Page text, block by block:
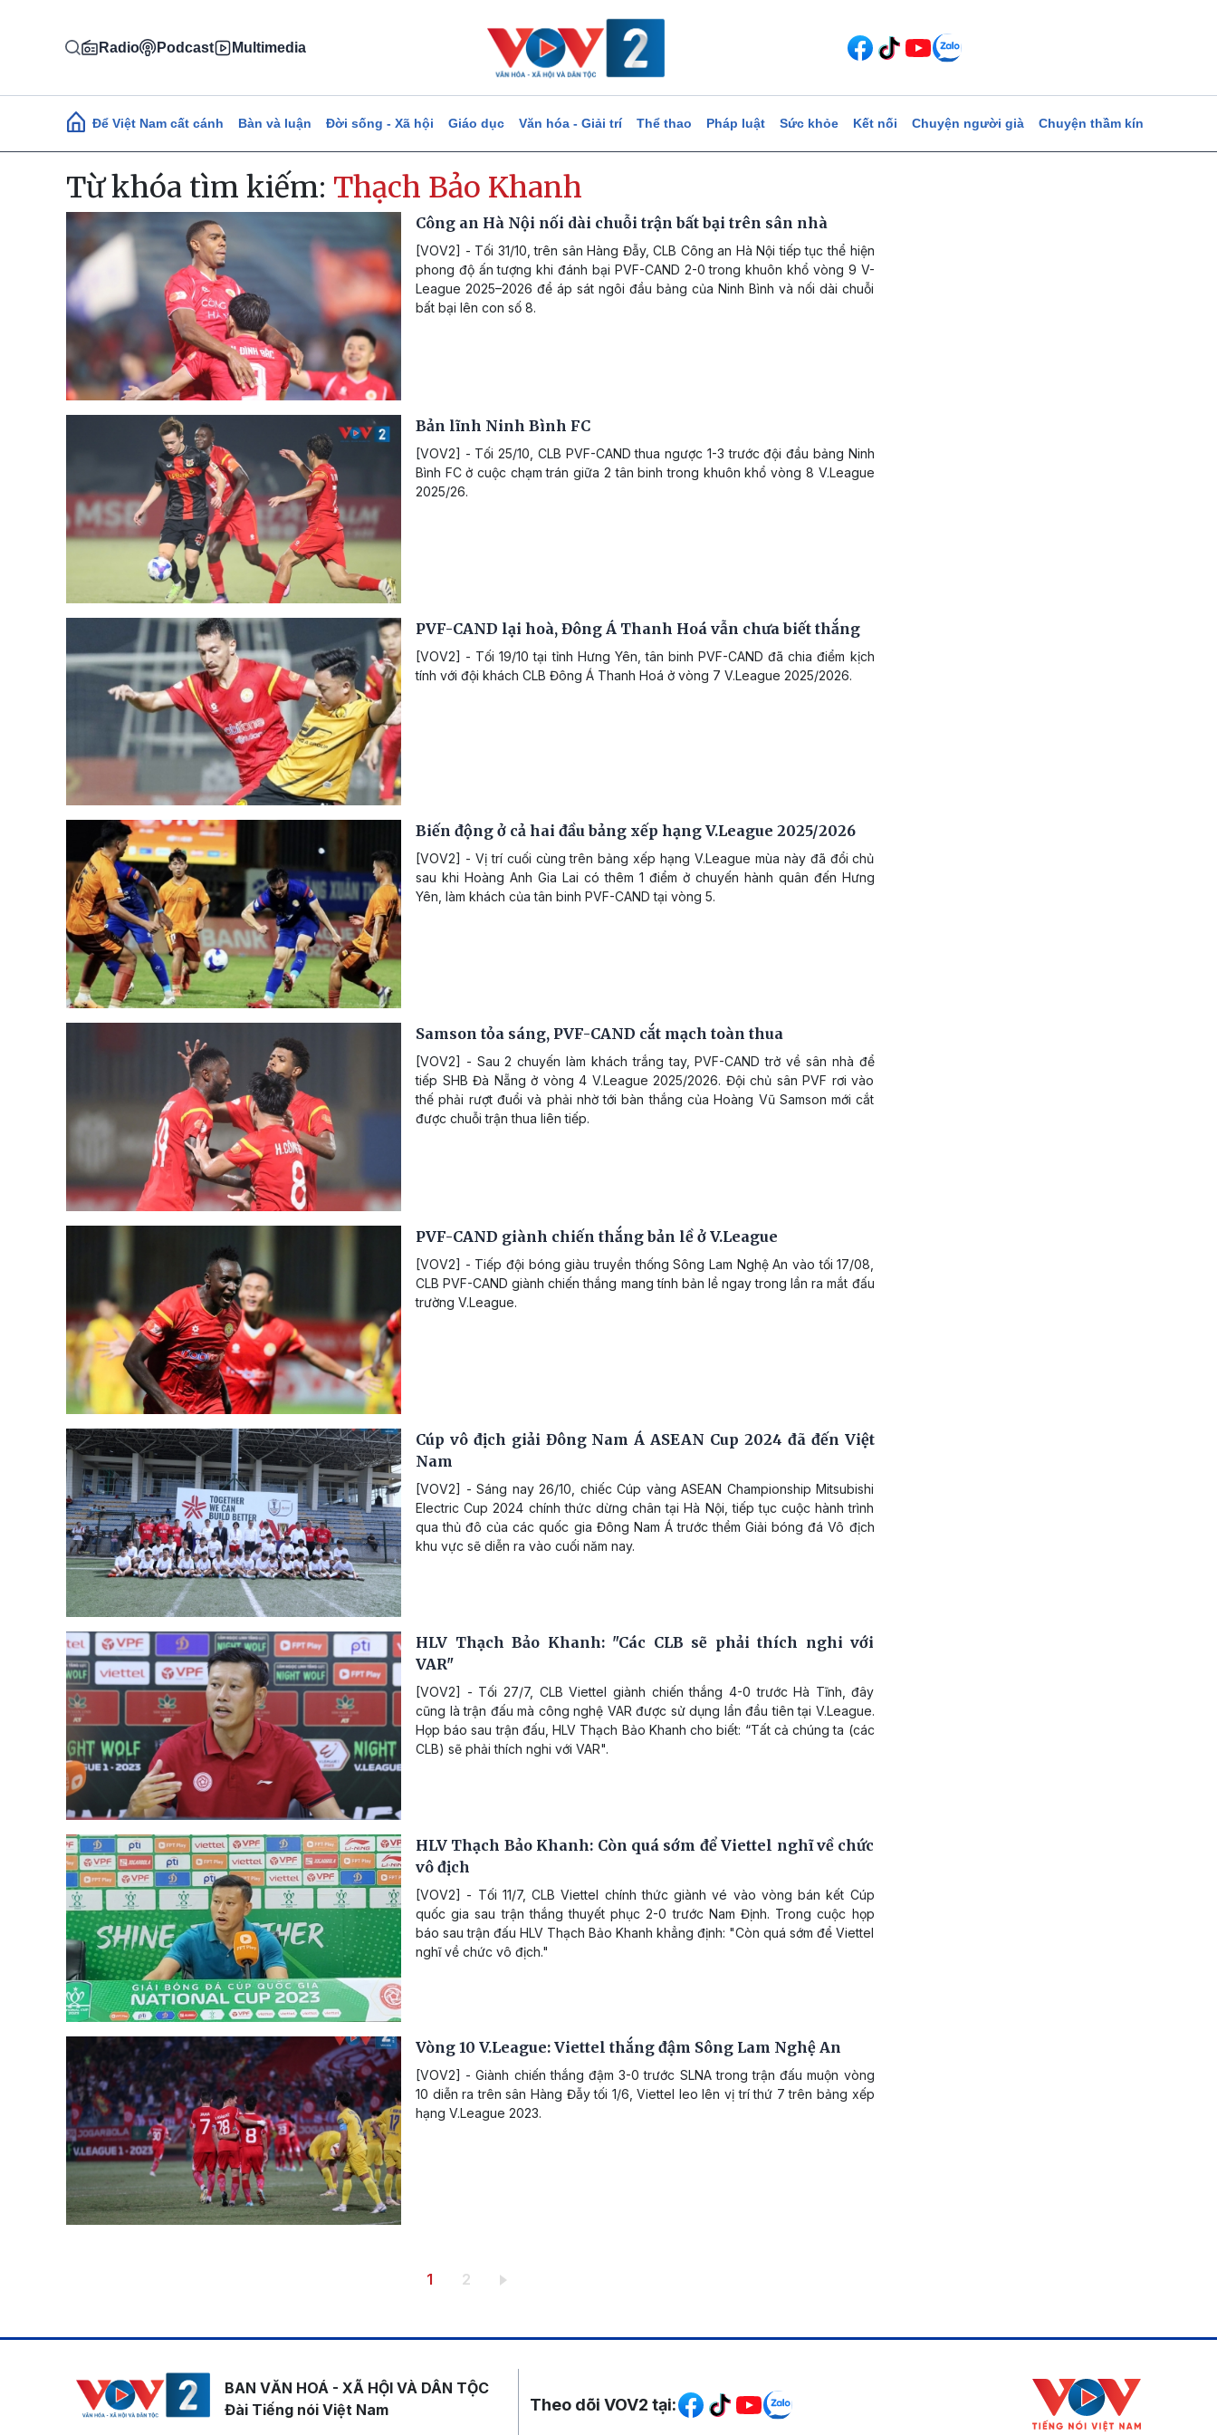
Radio Podcast Multimedia
Main navigation
Để Việt Nam cất cánh Bàn và luận Đời sống - Xã hội Giáo dục Văn hóa - Giải trí Thể thao Pháp luật Sức khỏe Kết nối Chuyện người già Chuyện thầm kín
Từ khóa tìm kiếm: Thạch Bảo Khanh
Công an Hà Nội nối dài chuỗi trận bất bại trên sân nhà
[VOV2] - Tối 31/10, trên sân Hàng Đẫy, CLB Công an Hà Nội tiếp tục thể hiện
phong độ ấn tượng khi đánh bại PVF-CAND 2-0 trong khuôn khổ vòng 9 V-
League 2025–2026 để áp sát ngôi đầu bảng của Ninh Bình và nối dài chuỗi
bất bại lên con số 8.
Bản lĩnh Ninh Bình FC
[VOV2] - Tối 25/10, CLB PVF-CAND thua ngược 1-3 trước đội đầu bảng Ninh
Bình FC ở cuộc chạm trán giữa 2 tân binh trong khuôn khổ vòng 8 V.League
2025/26.
PVF-CAND lại hoà, Đông Á Thanh Hoá vẫn chưa biết thắng
[VOV2] - Tối 19/10 tại tỉnh Hưng Yên, tân binh PVF-CAND đã chia điểm kịch
tính với đội khách CLB Đông Á Thanh Hoá ở vòng 7 V.League 2025/2026.
Biến động ở cả hai đầu bảng xếp hạng V.League 2025/2026
[VOV2] - Vị trí cuối cùng trên bảng xếp hạng V.League mùa này đã đổi chủ
sau khi Hoàng Anh Gia Lai có thêm 1 điểm ở chuyến hành quân đến Hưng
Yên, làm khách của tân binh PVF-CAND tại vòng 5.
Samson tỏa sáng, PVF-CAND cắt mạch toàn thua
[VOV2] - Sau 2 chuyến làm khách trắng tay, PVF-CAND trở về sân nhà để
tiếp SHB Đà Nẵng ở vòng 4 V.League 2025/2026. Đội chủ sân PVF rơi vào
thế phải rượt đuổi và phải nhờ tới bàn thắng của Hoàng Vũ Samson mới cắt
được chuỗi trận thua liên tiếp.
PVF-CAND giành chiến thắng bản lề ở V.League
[VOV2] - Tiếp đội bóng giàu truyền thống Sông Lam Nghệ An vào tối 17/08,
CLB PVF-CAND giành chiến thắng mang tính bản lề ngay trong lần ra mắt đấu
trường V.League.
Cúp vô địch giải Đông Nam Á ASEAN Cup 2024 đã đến Việt
Nam
[VOV2] - Sáng nay 26/10, chiếc Cúp vàng ASEAN Championship Mitsubishi
Electric Cup 2024 chính thức dừng chân tại Hà Nội, tiếp tục cuộc hành trình
qua thủ đô của các quốc gia Đông Nam Á trước thềm Giải bóng đá Vô địch
khu vực sẽ diễn ra vào cuối năm nay.
HLV Thạch Bảo Khanh: "Các CLB sẽ phải thích nghi với
VAR"
[VOV2] - Tối 27/7, CLB Viettel giành chiến thắng 4-0 trước Hà Tĩnh, đây
cũng là trận đấu mà công nghệ VAR được sử dụng lần đầu tiên tại V.League.
Họp báo sau trận đấu, HLV Thạch Bảo Khanh cho biết: “Tất cả chúng ta (các
CLB) sẽ phải thích nghi với VAR".
HLV Thạch Bảo Khanh: Còn quá sớm để Viettel nghĩ về chức
vô địch
[VOV2] - Tối 11/7, CLB Viettel chính thức giành vé vào vòng bán kết Cúp
quốc gia sau trận thắng thuyết phục 2-0 trước Nam Định. Trong cuộc họp
báo sau trận đấu HLV Thạch Bảo Khanh khẳng định: "Còn quá sớm để Viettel
nghĩ về chức vô địch."
Vòng 10 V.League: Viettel thắng đậm Sông Lam Nghệ An
[VOV2] - Giành chiến thắng đậm 3-0 trước SLNA trong trận đấu muộn vòng
10 diễn ra trên sân Hàng Đẫy tối 1/6, Viettel leo lên vị trí thứ 7 trên bảng xếp
hạng V.League 2023.
Trang hiện thời
1 Trang
2
BAN VĂN HOÁ - XÃ HỘI VÀ DÂN TỘC
Đài Tiếng nói Việt Nam
Mạng xã hội
Theo dõi VOV2 tại: